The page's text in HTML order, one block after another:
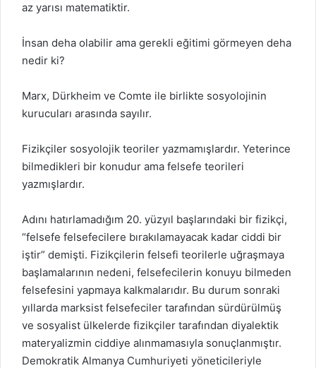
az yarısı matematiktir.
İnsan deha olabilir ama gerekli eğitimi görmeyen deha
nedir ki?
Marx, Dürkheim ve Comte ile birlikte sosyolojinin
kurucuları arasında sayılır.
Fizikçiler sosyolojik teoriler yazmamışlardır. Yeterince
bilmedikleri bir konudur ama felsefe teorileri
yazmışlardır.
Adını hatırlamadığım 20. yüzyıl başlarındaki bir fizikçi,
“felsefe felsefecilere bırakılamayacak kadar ciddi bir
iştir” demişti. Fizikçilerin felsefi teorilerle uğraşmaya
başlamalarının nedeni, felsefecilerin konuyu bilmeden
felsefesini yapmaya kalkmalarıdır. Bu durum sonraki
yıllarda marksist felsefeciler tarafından sürdürülmüş
ve sosyalist ülkelerde fizikçiler tarafından diyalektik
materyalizmin ciddiye alınmamasıyla sonuçlanmıştır.
Demokratik Almanya Cumhuriyeti yöneticileriyle